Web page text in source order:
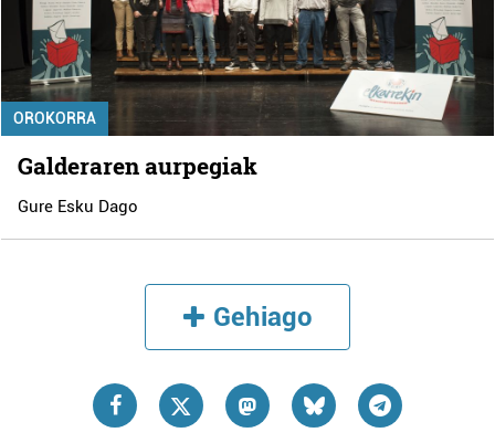
OROKORRA
Galderaren aurpegiak
Gure Esku Dago
Gehiago